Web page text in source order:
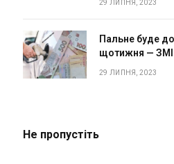
29 ЛИПНЯ, 2023
Пальне буде
щотижня — ЗМІ
29 ЛИПНЯ, 2023
Не пропустіть